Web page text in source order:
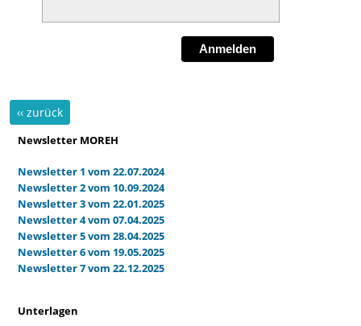
Anmelden
‹‹ zurück
Newsletter MOREH
Newsletter 1 vom 22.07.2024
Newsletter 2 vom 10.09.2024
Newsletter 3 vom 22.01.2025
Newsletter 4 vom 07.04.2025
Newsletter 5 vom 28.04.2025
Newsletter 6 vom 19.05.2025
Newsletter 7 vom 22.12.2025
Unterlagen